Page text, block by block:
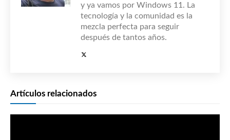
y ya vamos por Windows 11. La
tecnología y la comunidad es la
mezcla perfecta para seguir
después de tantos años.
Artículos relacionados